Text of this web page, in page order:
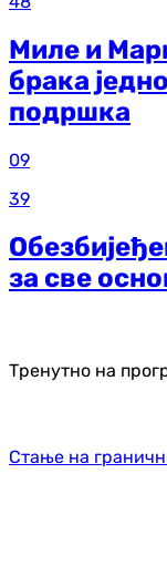
Миле и
брака
подршка
09
39
за све
Тренутно на
Стање на